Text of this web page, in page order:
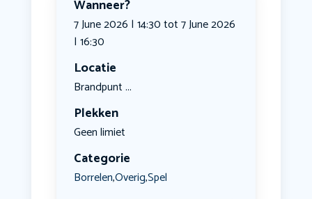
Wanneer?
7 June 2026 | 14:30 tot 7 June 2026
| 16:30
Locatie
Brandpunt ...
Plekken
Geen limiet
Categorie
Borrelen,Overig,Spel